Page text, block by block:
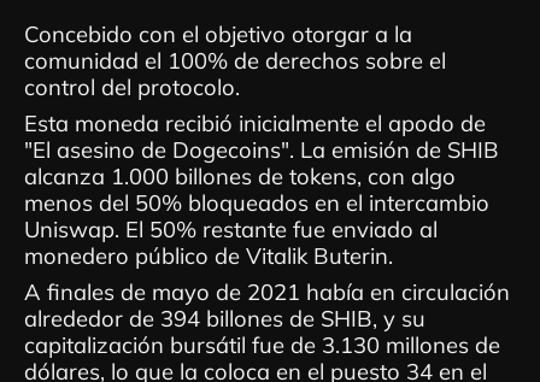
Concebido con el objetivo otorgar a la
comunidad el 100% de derechos sobre el
control del protocolo.
Esta moneda recibió inicialmente el apodo de
"El asesino de Dogecoins". La emisión de SHIB
alcanza 1.000 billones de tokens, con algo
menos del 50% bloqueados en el intercambio
Uniswap. El 50% restante fue enviado al
monedero público de Vitalik Buterin.
A finales de mayo de 2021 había en circulación
alrededor de 394 billones de SHIB, y su
capitalización bursátil fue de 3.130 millones de
dólares, lo que la coloca en el puesto 34 en el